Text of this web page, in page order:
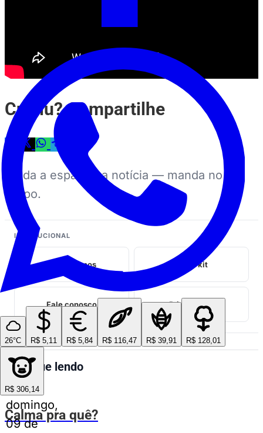
26°C R$ 5,11 R$ 5,84 R$ 116,47 R$ 39,91 R$ 128,01
R$ 306,14
domingo,
09 de
Curtiu? Compartilhe
Ajuda a espalhar a notícia — manda no
grupo.
INSTITUCIONAL
Quem somos Midia kit
Fale conosco Privacidade
Continue lendo
ESPIA AÍ
Calma pra quê?